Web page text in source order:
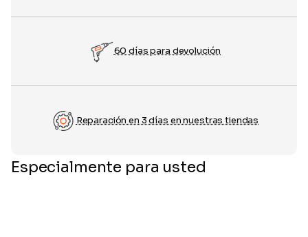
60 días para devolución
Reparación en 3 días en nuestras tiendas
Especialmente para usted